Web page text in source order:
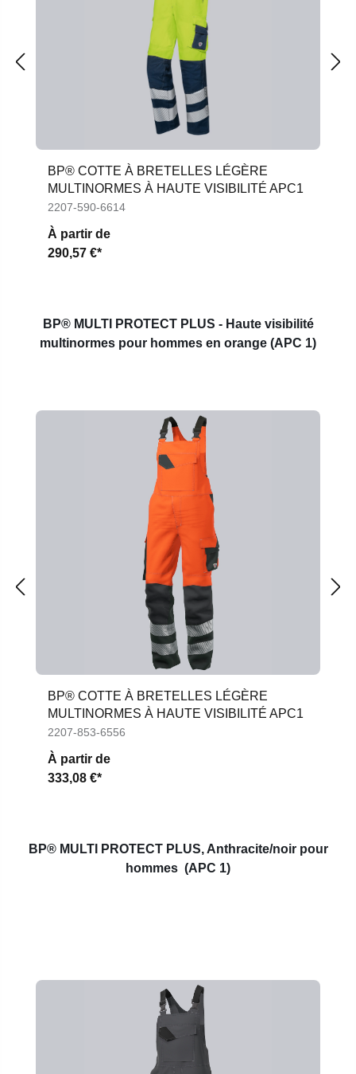
BP® COTTE À BRETELLES LÉGÈRE
MULTINORMES À HAUTE VISIBILITÉ APC1
2207-590-6614
À partir de
290,57 €*
BP® MULTI PROTECT PLUS - Haute visibilité
multinormes pour hommes en orange (APC 1)
BP® COTTE À BRETELLES LÉGÈRE
MULTINORMES À HAUTE VISIBILITÉ APC1
2207-853-6556
À partir de
333,08 €*
BP® MULTI PROTECT PLUS, Anthracite/noir pour
hommes (APC 1)